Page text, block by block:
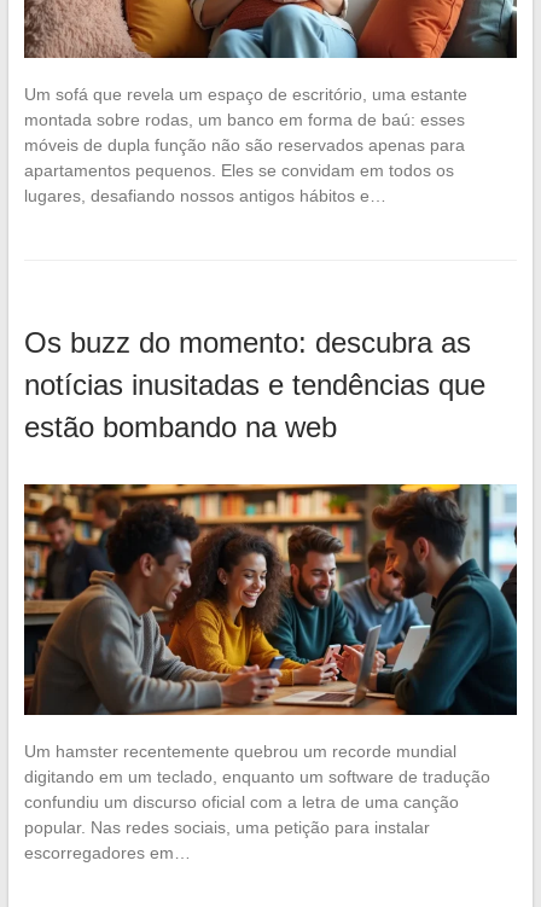
Um sofá que revela um espaço de escritório, uma estante
montada sobre rodas, um banco em forma de baú: esses
móveis de dupla função não são reservados apenas para
apartamentos pequenos. Eles se convidam em todos os
lugares, desafiando nossos antigos hábitos e…
Os buzz do momento: descubra as
notícias inusitadas e tendências que
estão bombando na web
Um hamster recentemente quebrou um recorde mundial
digitando em um teclado, enquanto um software de tradução
confundiu um discurso oficial com a letra de uma canção
popular. Nas redes sociais, uma petição para instalar
escorregadores em…